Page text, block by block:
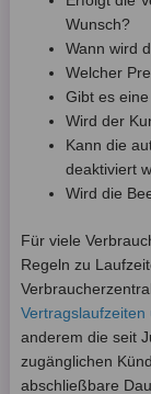
Wunsch?
Wann wird
Welcher
Gibt es
Wird der
Kann die
deaktiviert
Wird die
Für viele
Regeln zu
Vertragslaufzeiten
anderem die seit
zugänglichen
abschließbare